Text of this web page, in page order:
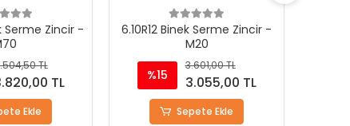
Serme Zincir -
TL
TL
Ekle
6.10R12 Binek Serme Zincir -
M20
%15
3.601,00 TL
3.055,00 TL
Sepete Ekle